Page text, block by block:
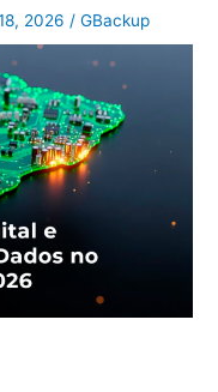
2026 /GBackup